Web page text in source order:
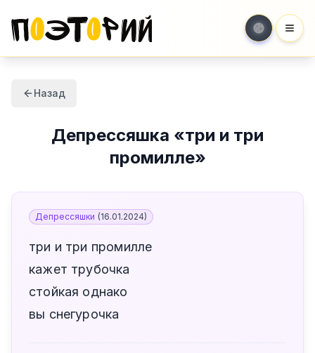
Назад
Депрессяшка «три и три
промилле»
Депрессяшки (16.01.2024)
три и три промилле
кажет трубочка
стойкая однако
вы снегурочка